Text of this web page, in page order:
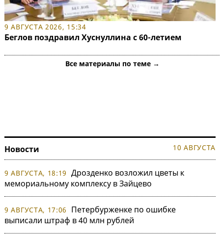
9 АВГУСТА 2026, 15:34
Беглов поздравил Хуснуллина с 60-летием
Все материалы по теме →
Новости 10 АВГУСТА
9 АВГУСТА, 18:19 Дрозденко возложил цветы к
мемориальному комплексу в Зайцево
9 АВГУСТА, 17:06
Петербурженке по ошибке
выписали штраф в 40 млн рублей